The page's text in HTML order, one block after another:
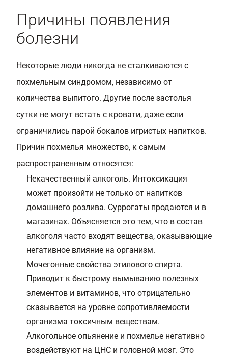
Причины появления
болезни
Некоторые люди никогда не сталкиваются с
похмельным синдромом, независимо от
количества выпитого. Другие после застолья
сутки не могут встать с кровати, даже если
ограничились парой бокалов игристых напитков.
Причин похмелья множество, к самым
распространенным относятся:
Некачественный алкоголь. Интоксикация
может произойти не только от напитков
домашнего розлива. Суррогаты продаются и в
магазинах. Объясняется это тем, что в состав
алкоголя часто входят вещества, оказывающие
негативное влияние на организм.
Мочегонные свойства этилового спирта.
Приводит к быстрому вымыванию полезных
элементов и витаминов, что отрицательно
сказывается на уровне сопротивляемости
организма токсичным веществам.
Алкогольное опьянение и похмелье негативно
воздействуют на ЦНС и головной мозг. Это